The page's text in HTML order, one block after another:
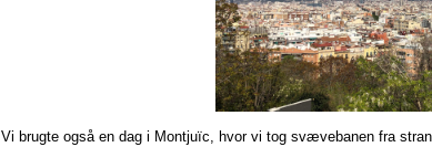
Vi brugte også en dag i Montjuïc, hvor vi tog svævebanen fra